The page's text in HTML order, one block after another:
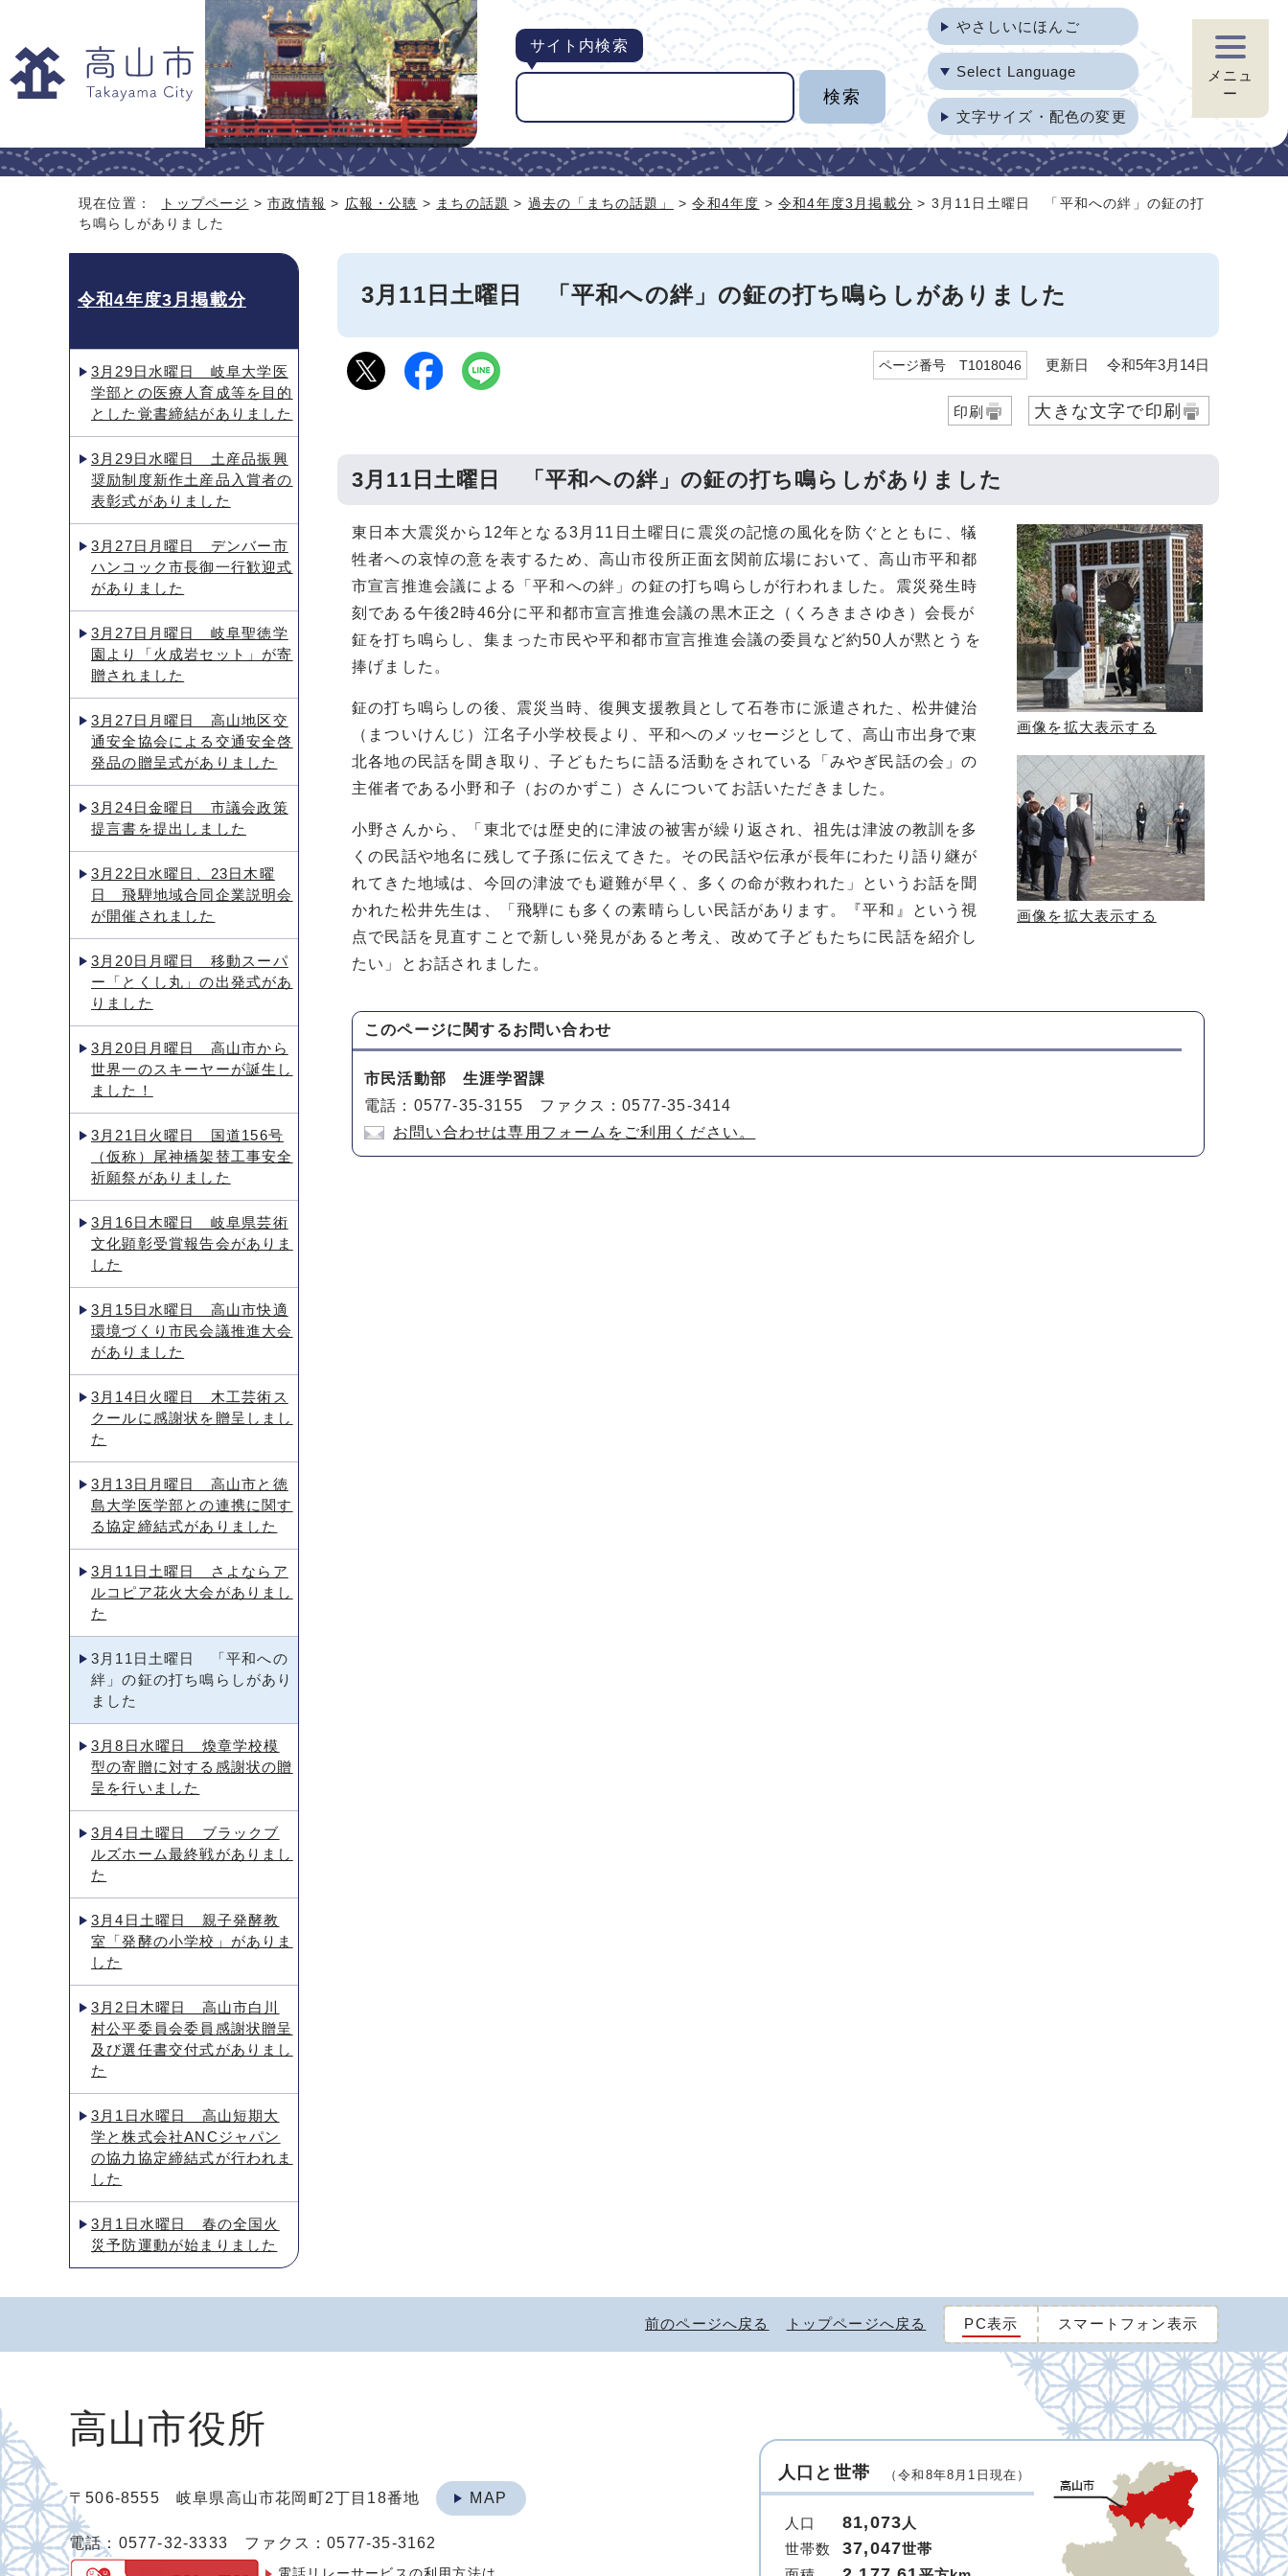
サイト内検索
やさしいにほんご
Select Language
文字サイズ・配色の変更
メニュ
ー
現在位置： トップページ >市政情報 > 広報・公聴 > まちの話題 > 過去の「まちの話題」 >令和4年度 >令和4年度3月掲載分 > 3月11日土曜日 「平和への絆」の鉦の打
ち鳴らしがありました
3月11日土曜日 「平和への絆」の鉦の打ち鳴らしがありました
ページ番号 T1018046 更新日 令和5年3月14日
印刷 大きな文字で印刷
3月11日土曜日 「平和への絆」の鉦の打ち鳴らしがありました
画像を拡大表示する
画像を拡大表示する
東日本大震災から12年となる3月11日土曜日に震災の記憶の風化を防ぐとともに、犠
牲者への哀悼の意を表するため、高山市役所正面玄関前広場において、高山市平和都
市宣言推進会議による「平和への絆」の鉦の打ち鳴らしが行われました。震災発生時
刻である午後2時46分に平和都市宣言推進会議の黒木正之（くろきまさゆき）会長が
鉦を打ち鳴らし、集まった市民や平和都市宣言推進会議の委員など約50人が黙とうを
捧げました。
鉦の打ち鳴らしの後、震災当時、復興支援教員として石巻市に派遣された、松井健治
（まついけんじ）江名子小学校長より、平和へのメッセージとして、高山市出身で東
北各地の民話を聞き取り、子どもたちに語る活動をされている「みやぎ民話の会」の
主催者である小野和子（おのかずこ）さんについてお話いただきました。
小野さんから、「東北では歴史的に津波の被害が繰り返され、祖先は津波の教訓を多
くの民話や地名に残して子孫に伝えてきた。その民話や伝承が長年にわたり語り継が
れてきた地域は、今回の津波でも避難が早く、多くの命が救われた」というお話を聞
かれた松井先生は、「飛騨にも多くの素晴らしい民話があります。『平和』という視
点で民話を見直すことで新しい発見があると考え、改めて子どもたちに民話を紹介し
たい」とお話されました。
このページに関するお問い合わせ
市民活動部 生涯学習課
電話：0577-35-3155 ファクス：0577-35-3414
お問い合わせは専用フォームをご利用ください。
令和4年度3月掲載分
3月29日水曜日 岐阜大学医
学部との医療人育成等を目的
とした覚書締結がありました
3月29日水曜日 土産品振興
奨励制度新作土産品入賞者の
表彰式がありました
3月27日月曜日 デンバー市
ハンコック市長御一行歓迎式
がありました
3月27日月曜日 岐阜聖徳学
園より「火成岩セット」が寄
贈されました
3月27日月曜日 高山地区交
通安全協会による交通安全啓
発品の贈呈式がありました
3月24日金曜日 市議会政策
提言書を提出しました
3月22日水曜日、23日木曜
日 飛騨地域合同企業説明会
が開催されました
3月20日月曜日 移動スーパ
ー「とくし丸」の出発式があ
りました
3月20日月曜日 高山市から
世界一のスキーヤーが誕生し
ました！
3月21日火曜日 国道156号
（仮称）尾神橋架替工事安全
祈願祭がありました
3月16日木曜日 岐阜県芸術
文化顕彰受賞報告会がありま
した
3月15日水曜日 高山市快適
環境づくり市民会議推進大会
がありました
3月14日火曜日 木工芸術ス
クールに感謝状を贈呈しまし
た
3月13日月曜日 高山市と徳
島大学医学部との連携に関す
る協定締結式がありました
3月11日土曜日 さよならア
ルコピア花火大会がありまし
た
3月11日土曜日 「平和への
絆」の鉦の打ち鳴らしがあり
ました
3月8日水曜日 煥章学校模
型の寄贈に対する感謝状の贈
呈を行いました
3月4日土曜日 ブラックブ
ルズホーム最終戦がありまし
た
3月4日土曜日 親子発酵教
室「発酵の小学校」がありま
した
3月2日木曜日 高山市白川
村公平委員会委員感謝状贈呈
及び選任書交付式がありまし
た
3月1日水曜日 高山短期大
学と株式会社ANCジャパン
の協力協定締結式が行われま
した
3月1日水曜日 春の全国火
災予防運動が始まりました
前のページへ戻る トップページへ戻る PC表示 スマートフォン表示
高山市役所
〒506-8555 岐阜県高山市花岡町2丁目18番地 MAP
電話：0577-32-3333 ファクス：0577-35-3162
人口と世帯 （令和8年8月1日現在）
人口 81,073 人
世帯数
37,047世帯